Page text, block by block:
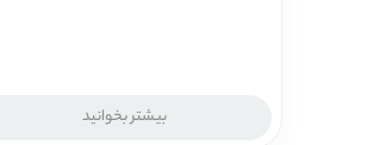
بیشتر بخوانید